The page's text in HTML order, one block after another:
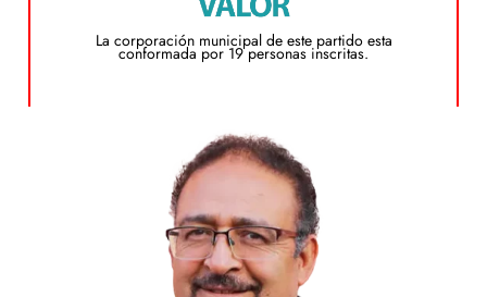
La corporación municipal de este partido esta
conformada por 19 personas inscritas.
Plan de Gobierno